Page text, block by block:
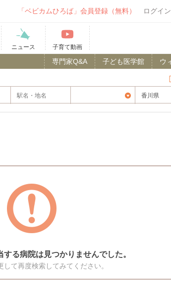
「ベビカムひろば」会員登録（無料） ログイン
ニュース 子育て動画
ウ
子ども医学館
専門家Q&A
する病院は見つかりませんでした。
して再度検索してみてください。